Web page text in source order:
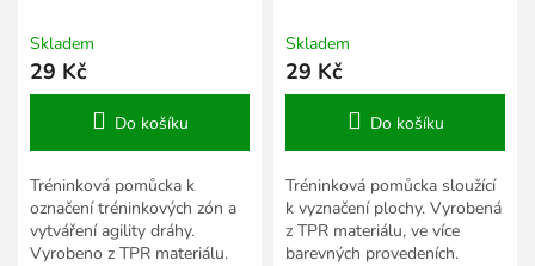
Skladem
29 Kč
Do košíku
Tréninková pomůcka k
označení tréninkových zón a
vytváření agility dráhy.
Vyrobeno z TPR materiálu.
Skladem
29 Kč
Do košíku
Tréninková pomůcka sloužící
k vyznačení plochy. Vyrobená
z TPR materiálu, ve více
barevných provedeních.